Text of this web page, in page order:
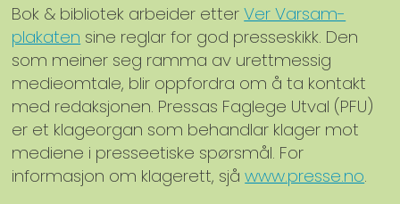
Bok & bibliotek arbeider etterVer Varsam-
plakaten sine reglar for god presseskikk. Den
som meiner seg ramma av urettmessig
medieomtale, blir oppfordra om å ta kontakt
med redaksjonen. Pressas Faglege Utval (PFU)
er et klageorgan som behandlar klager mot
mediene i presseetiske spørsmål. For
informasjon om klagerett, sjåwww.presse.no.